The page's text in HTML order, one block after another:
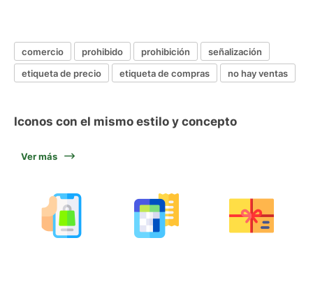
comercio prohibido prohibición
señalización
etiqueta de precio
etiqueta de compras no hay ventas
Iconos con el mismo estilo y concepto
Ver más